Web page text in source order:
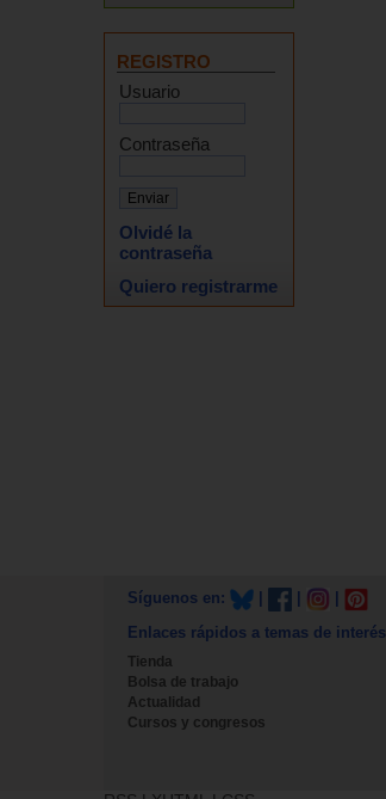
REGISTRO
Usuario
Contraseña
Olvidé la
contraseña
Quiero registrarme
Síguenos en:
Enlaces rápidos a temas de interés
Tienda
Bolsa de trabajo
Actualidad
Cursos y congresos